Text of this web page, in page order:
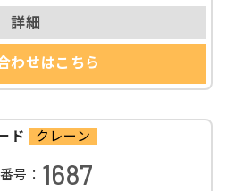
詳細
わせはこちら
ド クレーン
号： 1687